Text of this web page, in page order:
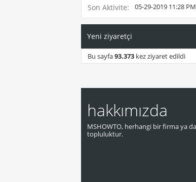
Son Aktivite 05-29-2019 11:28 PM
Yeni ziyaretçi
Bu sayfa93.373 kez ziyaret edildi
hakkımızda
MSHOWTO, herhangi bir firma ya
topluluktur.